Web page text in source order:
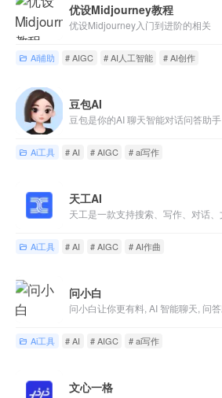
优设Midjourney教程
优设Midjourney入门到进阶的相关
Ai辅助 # AIGC # AI人工智能 # AI创作
豆包AI
Ai工具 # AI # AIGC # ai写作
天工AI
Ai工具 # AI # AIGC # AI作曲
问小白
Ai工具 # AI # AIGC # ai写作
文心一格